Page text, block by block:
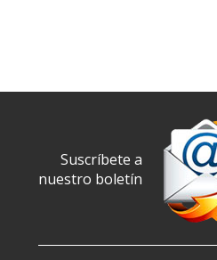
Suscríbete a
nuestro boletín